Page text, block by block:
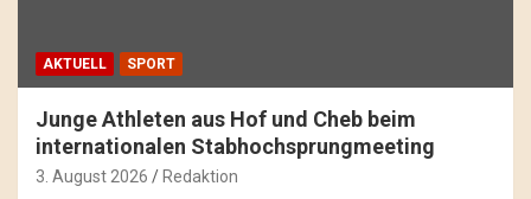
AKTUELL SPORT
Junge Athleten aus Hof und Cheb beim
internationalen Stabhochsprungmeeting
3. August 2026 Redaktion